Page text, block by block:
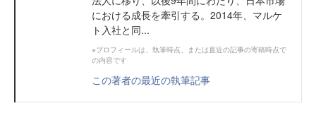
における成長を牽引する。2014年、マルケ
ト入社と同...
※プロフィールは、執筆時点、または直近の記事の寄稿時点で
の内容です
この著者の最近の執筆記事